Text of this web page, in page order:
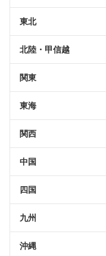
東北
北陸・甲信越
関東
東海
関西
中国
四国
九州
沖縄